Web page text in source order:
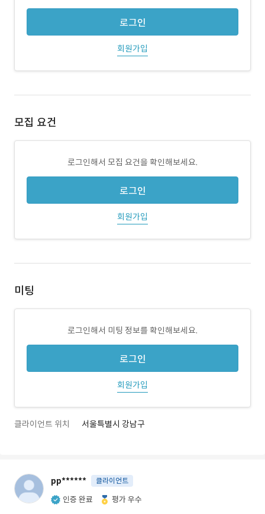
로그인
회원가입
모집 요건
로그인해서 모집 요건을 확인해보세요.
로그인
회원가입
미팅
로그인해서 미팅 정보를 확인해보세요.
로그인
회원가입
클라이언트 위치 서울특별시 강남구
pp****** 클라이언트
인증 완료 평가 우수